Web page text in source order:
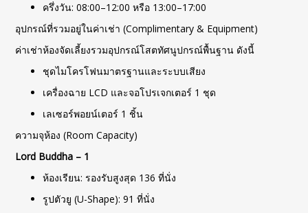
ครึ่งวัน: 08:00–12:00 หรือ 13:00–17:00
อุปกรณ์ที่รวมอยู่ในค่าเช่า (Complimentary & Equipment)
ค่าเช่าห้องจัดเลี้ยงรวมอุปกรณ์โสตทัศนูปกรณ์พื้นฐาน ดังนี้
ชุดไมโครโฟนมาตรฐานและระบบเสียง
เครื่องฉาย LCD และจอโปรเจกเตอร์ 1 ชุด
เลเซอร์พอยน์เตอร์ 1 ชิ้น
ความจุห้อง (Room Capacity)
Lord Buddha – 1
ห้องเรียน: รองรับสูงสุด 136 ที่นั่ง
รูปตัวยู (U-Shape): 91 ที่นั่ง